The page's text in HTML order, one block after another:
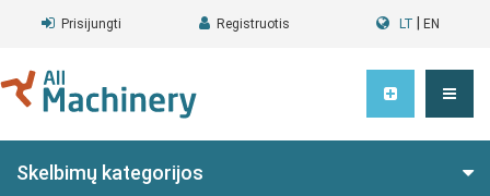
Prisijungti Registruotis LT EN
Skelbimų kategorijos